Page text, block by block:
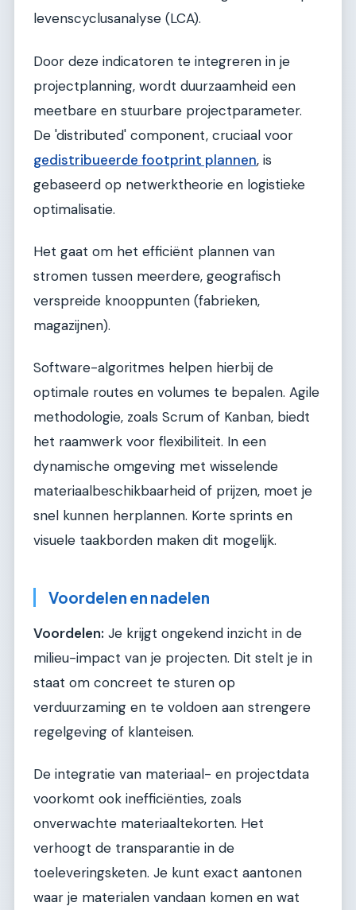
levenscyclusanalyse (LCA).
Door deze indicatoren te integreren in je
projectplanning, wordt duurzaamheid een
meetbare en stuurbare projectparameter.
De 'distributed' component, cruciaal voor
gedistribueerde footprint plannen, is
gebaseerd op netwerktheorie en logistieke
optimalisatie.
Het gaat om het efficiënt plannen van
stromen tussen meerdere, geografisch
verspreide knooppunten (fabrieken,
magazijnen).
Software-algoritmes helpen hierbij de
optimale routes en volumes te bepalen. Agile
methodologie, zoals Scrum of Kanban, biedt
het raamwerk voor flexibiliteit. In een
dynamische omgeving met wisselende
materiaalbeschikbaarheid of prijzen, moet je
snel kunnen herplannen. Korte sprints en
visuele taakborden maken dit mogelijk.
Voordelen en nadelen
Voordelen: Je krijgt ongekend inzicht in de
milieu-impact van je projecten. Dit stelt je in
staat om concreet te sturen op
verduurzaming en te voldoen aan strengere
regelgeving of klanteisen.
De integratie van materiaal- en projectdata
voorkomt ook inefficiënties, zoals
onverwachte materiaaltekorten. Het
verhoogt de transparantie in de
toeleveringsketen. Je kunt exact aantonen
waar je materialen vandaan komen en wat